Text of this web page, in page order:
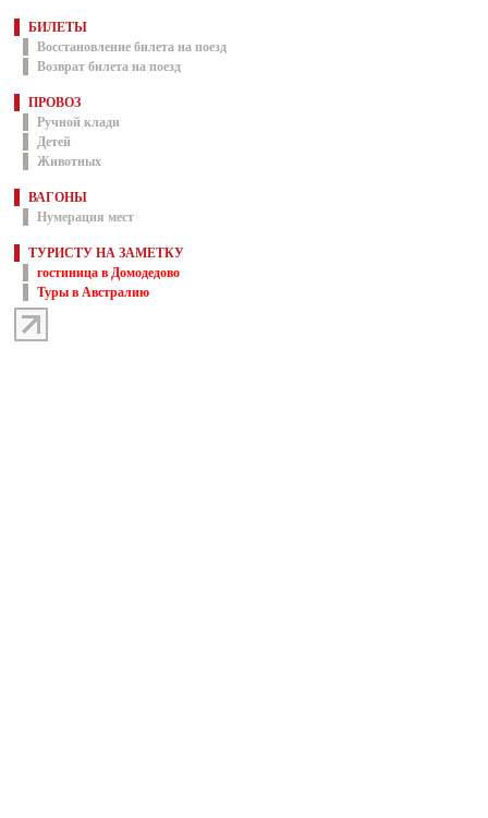
БИЛЕТЫ
Восстановление билета на поезд
Возврат билета на поезд
ПРОВОЗ
Ручной клади
Детей
Животных
ВАГОНЫ
Нумерация мест
ТУРИСТУ НА ЗАМЕТКУ
гостиница в Домодедово
Туры в Австралию